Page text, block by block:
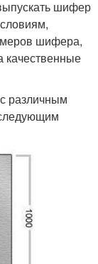
шифер
шифера,
качественные
различным